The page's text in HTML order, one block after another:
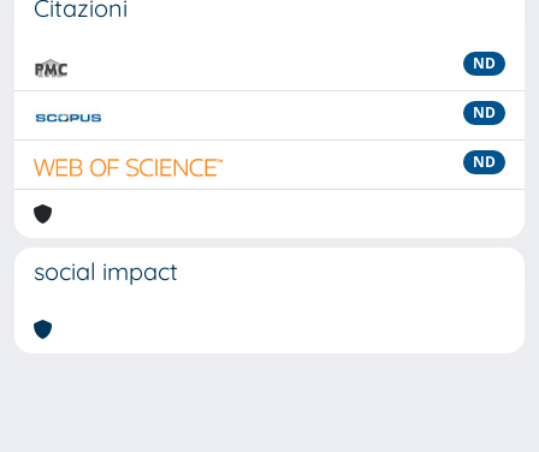
Citazioni
ND
ND
ND
social impact